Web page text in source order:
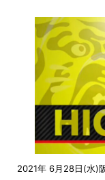
2021年 6月28日(水)